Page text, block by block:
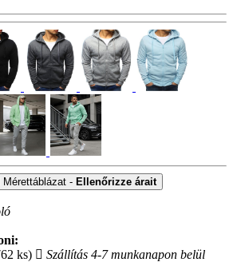
Mérettáblázat - Ellenőrizze árait
ks)
Szállítás 4-7 munkanapon belül